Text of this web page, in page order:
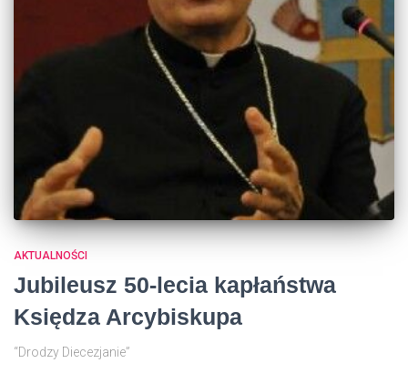
AKTUALNOŚCI
Jubileusz 50-lecia kapłaństwa
Księdza Arcybiskupa
“Drodzy Diecezjanie”